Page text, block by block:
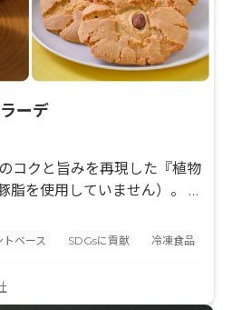
ーデ
コクと旨みを再現した『植物
を使用していません）。 ・
冷蔵温度帯でも扱いやすい物
や練り込み、焼き菓子の練り
ーガン認証を取得していま
トベース SDGsに貢献 冷凍食品